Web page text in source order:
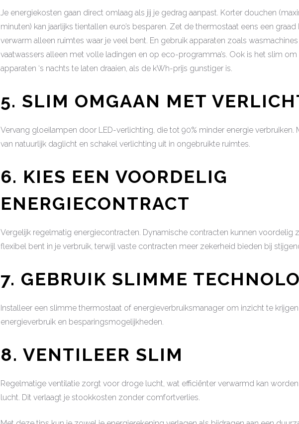
Je energiekosten gaan direct omlaag als jij je gedrag aanpast. Korter douchen
minuten) kan jaarlijks tientallen euro’s besparen. Zet de thermostaat eens een graad
verwarm alleen ruimtes waar je veel bent. En gebruik apparaten zoals
vaatwassers alleen met volle ladingen en op eco-programma’s. Ook is het slim om
apparaten ‘s nachts te laten draaien, als de kWh-prijs gunstiger is.
5. SLIM OMGAAN MET
Vervang gloeilampen door LED-verlichting, die tot 90% minder energie verbruiken.
van natuurlijk daglicht en schakel verlichting uit in ongebruikte ruimtes.
6. KIES EEN VOORDELIG
ENERGIECONTRACT
Vergelijk regelmatig energiecontracten. Dynamische contracten kunnen voordelig
flexibel bent in je verbruik, terwijl vaste contracten meer zekerheid bieden bij
7. GEBRUIK SLIMME
Installeer een slimme thermostaat of energieverbruiksmanager om inzicht te
energieverbruik en besparingsmogelijkheden.
8. VENTILEER SLIM
Regelmatige ventilatie zorgt voor droge lucht, wat efficiënter verwarmd kan
lucht. Dit verlaagt je stookkosten zonder comfortverlies.